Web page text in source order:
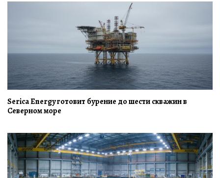
Serica Energy готовит бурение до шести скважин в
Северном море